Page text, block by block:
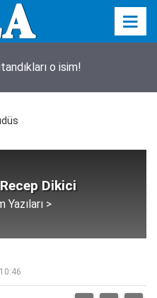
o isim!
Dikici
Yazıları >